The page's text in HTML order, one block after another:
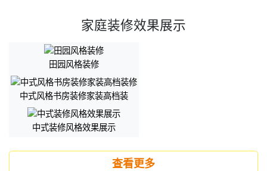
家庭装修效果展示
田园风格装修
中式风格书房装修家装高档装
中式装修风格效果展示
查看更多